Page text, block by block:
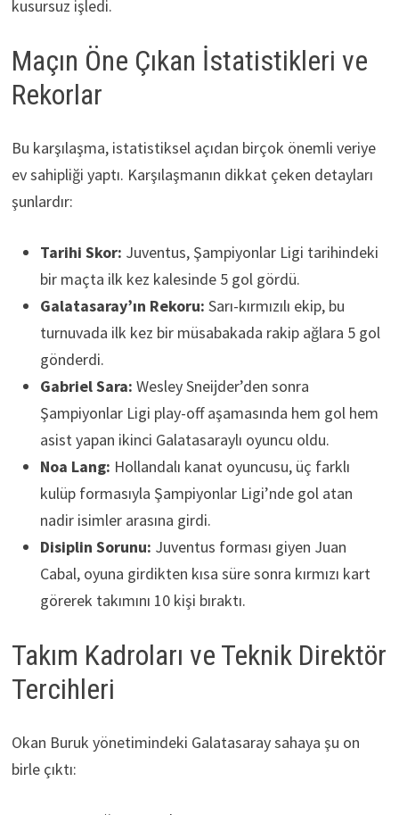
kusursuz işledi.
Maçın Öne Çıkan İstatistikleri ve
Rekorlar
Bu karşılaşma, istatistiksel açıdan birçok önemli veriye
ev sahipliği yaptı. Karşılaşmanın dikkat çeken detayları
şunlardır:
Tarihi Skor: Juventus, Şampiyonlar Ligi tarihindeki
bir maçta ilk kez kalesinde 5 gol gördü.
Galatasaray’ın Rekoru: Sarı-kırmızılı ekip, bu
turnuvada ilk kez bir müsabakada rakip ağlara 5 gol
gönderdi.
Gabriel Sara: Wesley Sneijder’den sonra
Şampiyonlar Ligi play-off aşamasında hem gol hem
asist yapan ikinci Galatasaraylı oyuncu oldu.
Noa Lang: Hollandalı kanat oyuncusu, üç farklı
kulüp formasıyla Şampiyonlar Ligi’nde gol atan
nadir isimler arasına girdi.
Disiplin Sorunu: Juventus forması giyen Juan
Cabal, oyuna girdikten kısa süre sonra kırmızı kart
görerek takımını 10 kişi bıraktı.
Takım Kadroları ve Teknik Direktör
Tercihleri
Okan Buruk yönetimindeki Galatasaray sahaya şu on
birle çıktı: